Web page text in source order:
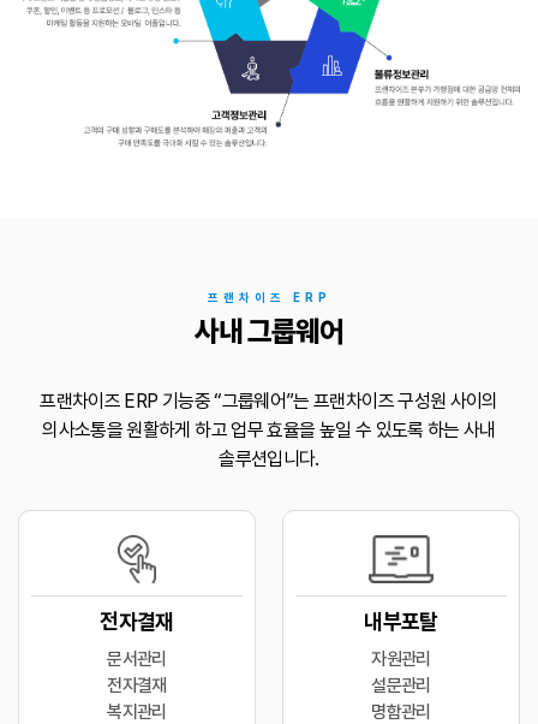
프랜차이즈 ERP
사내 그룹웨어
프랜차이즈 ERP 기능중 “그룹웨어”는 프랜차이즈 구성원 사이의
의사소통을 원활하게 하고업무 효율을 높일 수 있도록 하는 사내
솔루션입니다.
전자결재
문서관리
전자결재
복지관리
내부포탈
자원관리
설문관리
명함관리